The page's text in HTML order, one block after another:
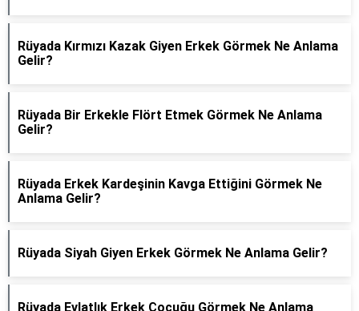
Rüyada Kırmızı Kazak Giyen Erkek Görmek Ne Anlama
Gelir?
Rüyada Bir Erkekle Flört Etmek Görmek Ne Anlama
Gelir?
Rüyada Erkek Kardeşinin Kavga Ettiğini Görmek Ne
Anlama Gelir?
Rüyada Siyah Giyen Erkek Görmek Ne Anlama Gelir?
Rüyada Evlatlık Erkek Çocuğu Görmek Ne Anlama